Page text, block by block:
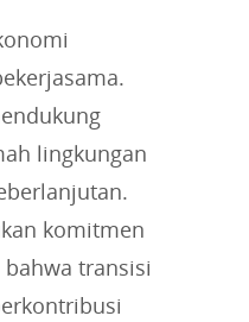
lingkungan
komitmen
transisi